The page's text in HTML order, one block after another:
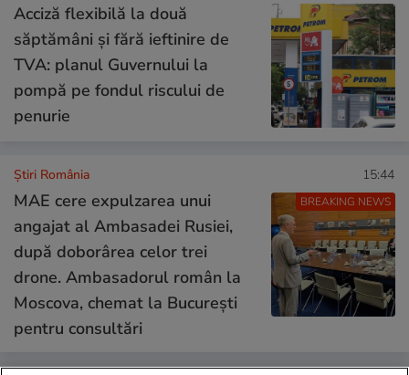
Acciză flexibilă la două
săptămâni și fără ieftinire de
TVA: planul Guvernului la
pompă pe fondul riscului de
penurie
BREAKING NEWS
Știri România 15:44
MAE cere expulzarea unui
angajat al Ambasadei Rusiei,
după doborârea celor trei
drone. Ambasadorul român la
Moscova, chemat la București
pentru consultări